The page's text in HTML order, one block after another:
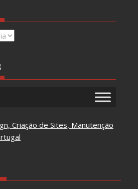
Criação de Sites, Manutenção